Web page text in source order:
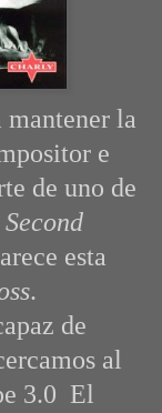
mantener la
e
de uno de
Second
esta
.
de
al
3.0 El